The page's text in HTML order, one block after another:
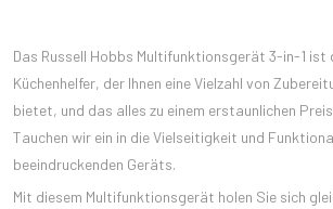
Das Russell Hobbs Multifunktionsgerät 3-in-1
Küchenhelfer, der Ihnen eine Vielzahl von
bietet, und das alles zu einem erstaunlichen
Tauchen wir ein in die Vielseitigkeit und
beeindruckenden Geräts.
Mit diesem Multifunktionsgerät holen Sie sich